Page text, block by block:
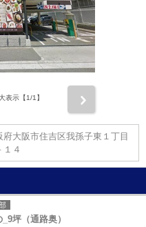
表示【1/1】
府大阪市住吉区我孫子東１丁目
１４
坪（通路奥）